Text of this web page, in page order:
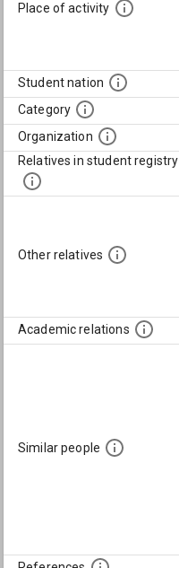
Place of activity
Student nation
Category
Organization
Relatives in student registry
Other relatives
Academic relations
Similar people